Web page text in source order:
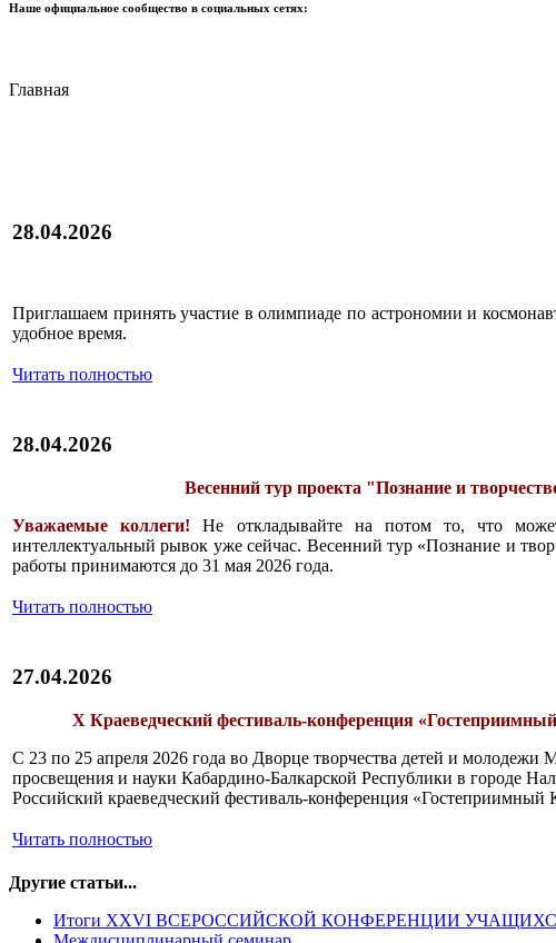
Наше официальное сообщество в социальных сетях:
Главная
28.04.2026
Приглашаем принять участие в олимпиаде по астрономии и
удобное время.
Читать полностью
28.04.2026
Весенний тур проекта "Познание и
Уважаемые коллеги!Не откладывайте на потом то, что
интеллектуальный рывок уже сейчас. Весенний тур «Познание и
работы принимаются до 31 мая 2026 года.
Читать полностью
27.04.2026
X Краеведческий фестиваль-конференция
С 23 по 25 апреля 2026 года во Дворце творчества детей и молодежи
просвещения и науки Кабардино-Балкарской Республики в городе
Российский краеведческий фестиваль-конференция «Гостеприимный
Читать полностью
Другие статьи...
Итоги XXVI ВСЕРОССИЙСКОЙ КОНФЕРЕНЦИИ